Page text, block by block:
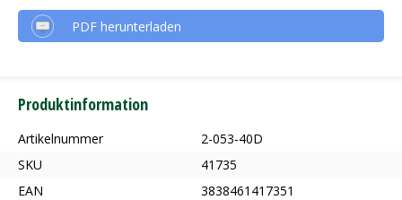
PDF herunterladen
Produktinformation
Artikelnummer
2-053-40D
SKU
41735
EAN
3838461417351